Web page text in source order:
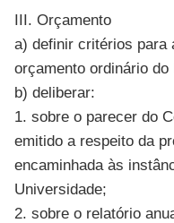
III. Orçamento
a) definir critérios para
orçamento ordinário do
b) deliberar:
1. sobre o parecer do
emitido a respeito da
encaminhada às
Universidade;
2. sobre o relatório